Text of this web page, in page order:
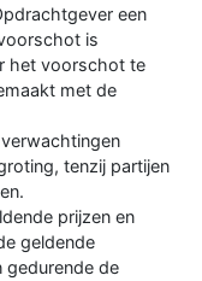
een
is
het voorschot te
met de
tenzij partijen
prijzen en
geldende
gedurende de